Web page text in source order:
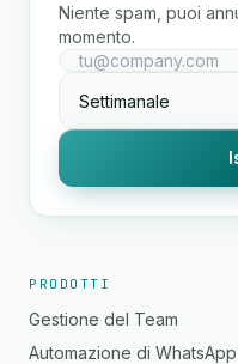
Niente spam, puoi
momento.
PRODOTTI
Gestione del Team
Automazione di WhatsApp